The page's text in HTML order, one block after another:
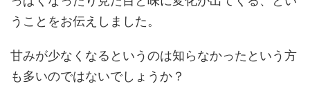
うことをお伝えしました。
甘みが少なくなるというのは知らなかったという方
も多いのではないでしょうか？